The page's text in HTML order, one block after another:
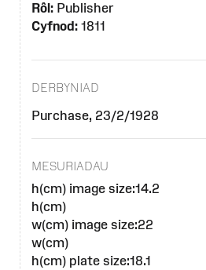
Rôl:Publisher
Cyfnod:1811
DERBYNIAD
Purchase, 23/2/1928
MESURIADAU
h(cm) image size:14.2
h(cm)
w(cm) image size:22
w(cm)
h(cm) plate size:18.1